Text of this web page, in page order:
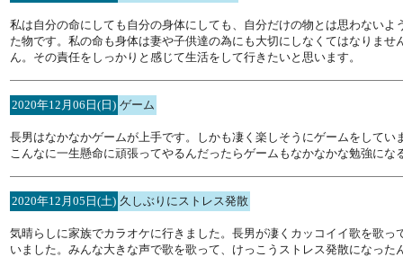
私は自分の命にしても自分の身体にしても、自分だけの物とは思わない
た物です。私の命も身体は妻や子供達の為にも大切にしなくてはなりま
ん。その責任をしっかりと感じて生活をして行きたいと思います。
2020年12月06日(日) ゲーム
長男はなかなかゲームが上手です。しかも凄く楽しそうにゲームをして
こんなに一生懸命に頑張ってやるんだったらゲームもなかなかな勉強にな
2020年12月05日(土) 久しぶりにストレス発散
気晴らしに家族でカラオケに行きました。長男が凄くカッコイイ歌を歌
いました。みんな大きな声で歌を歌って、けっこうストレス発散になっ